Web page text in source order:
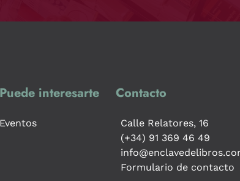
Puede interesarte
Eventos
Contacto
Calle Relatores, 16
(+34) 91 369 46 49
Formulario de contacto